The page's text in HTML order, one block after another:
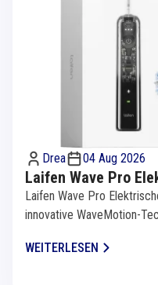
Drea 04 Aug 2026
Laifen Wave Pro
Laifen Wave Pro
innovative WaveMotion-
WEITERLESEN